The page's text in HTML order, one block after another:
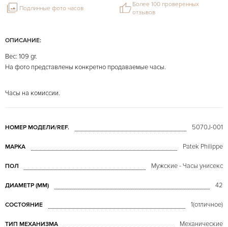
ОПИСАНИЕ:
Вес: 109 gr.
На фото представлены конкретно продаваемые часы.
Часы на комиссии.
НОМЕР МОДЕЛИ/REF. 5070J-001
МАРКА Patek Philippe
ПОЛ Мужские - Часы унисекс
ДИАМЕТР (MM) 42
СОСТОЯНИЕ 1(отличное)
ТИП МЕХАНИЗМА Механические
Подлинные фото часов
Более 100 проверенных
отзывов